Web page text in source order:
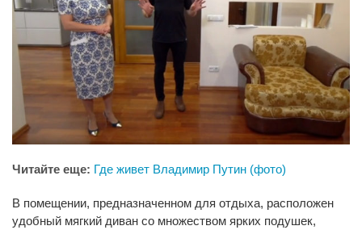
Читайте еще: Где живет Владимир Путин (фото)
В помещении, предназначенном для отдыха, расположен
удобный мягкий диван со множеством ярких подушек,